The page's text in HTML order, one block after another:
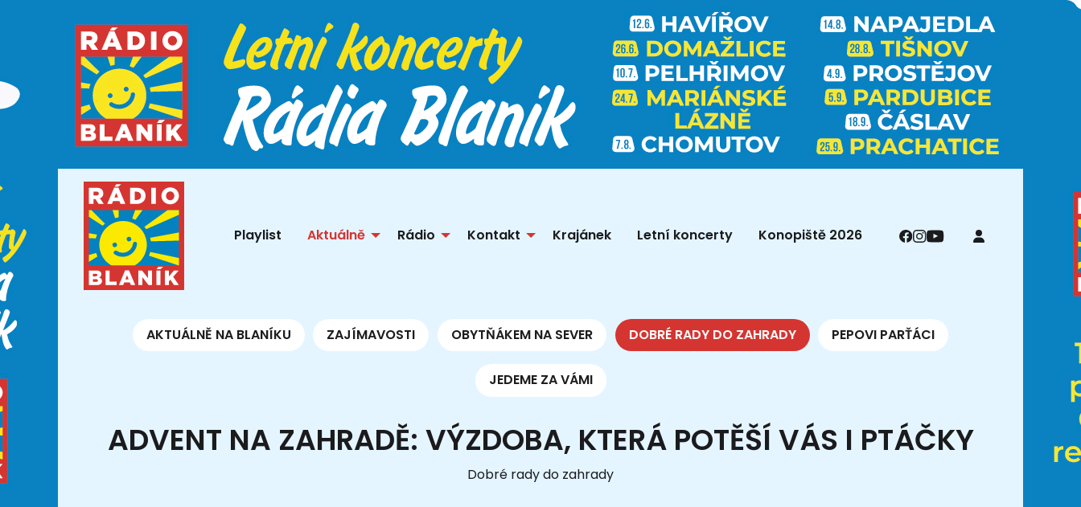
Playlist Aktuálně Rádio Kontakt Krajánek Letní koncerty Konopiště 2026
AKTUÁLNĚ NA BLANÍKU ZAJÍMAVOSTI OBYTŇÁKEM NA SEVER DOBRÉ RADY DO ZAHRADY PEPOVI PARŤÁCI
JEDEME ZA VÁMI
ADVENT NA ZAHRADĚ: VÝZDOBA, KTERÁ POTĚŠÍ VÁS I PTÁČKY
Dobré rady do zahrady